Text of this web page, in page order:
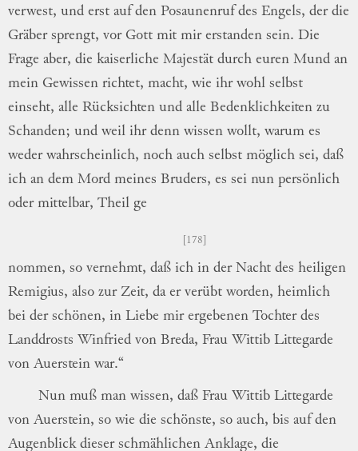
verwest, und erst auf den Posaunenruf des Engels, der die
Gräber sprengt, vor Gott mit mir erstanden sein. Die
Frage aber, die kaiserliche Majestät durch euren Mund an
mein Gewissen richtet, macht, wie ihr wohl selbst
einseht, alle Rücksichten und alle Bedenklichkeiten zu
Schanden; und weil ihr denn wissen wollt, warum es
weder wahrscheinlich, noch auch selbst möglich sei, daß
ich an dem Mord meines Bruders, es sei nun persönlich
oder mittelbar, Theil ge
178
nommen, so vernehmt, daß ich in der Nacht des heiligen
Remigius, also zur Zeit, da er verübt worden, heimlich
bei der schönen, in Liebe mir ergebenen Tochter des
Landdrosts Winfried von Breda, Frau Wittib Littegarde
von Auerstein war.“
Nun muß man wissen, daß Frau WittibLittegarde
von Auerstein, so wie die schönste, so auch, bis auf den
Augenblick dieser schmählichen Anklage, die